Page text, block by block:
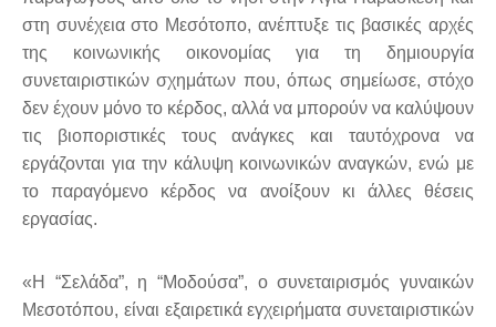
στη συνέχεια στο Μεσότοπο, ανέπτυξε τις βασικές αρχές
της κοινωνικής οικονομίας για τη δημιουργία
συνεταιριστικών σχημάτων που, όπως σημείωσε, στόχο
δεν έχουν μόνο το κέρδος, αλλά να μπορούν να καλύψουν
τις βιοποριστικές τους ανάγκες και ταυτόχρονα να
εργάζονται για την κάλυψη κοινωνικών αναγκών, ενώ με
το παραγόμενο κέρδος να ανοίξουν κι άλλες θέσεις
εργασίας.
«Η “Σελάδα”, η “Μοδούσα”, ο συνεταιρισμός γυναικών
Μεσοτόπου, είναι εξαιρετικά εγχειρήματα συνεταιριστικών